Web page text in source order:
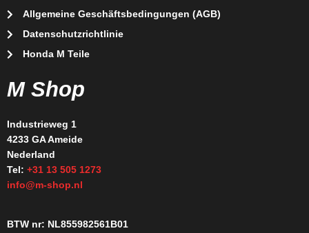
Allgemeine Geschäftsbedingungen (AGB)
Datenschutzrichtlinie
Honda M Teile
M Shop
Industrieweg 1
4233 GA Ameide
Nederland
Tel: +31 13 505 1273
info@m-shop.nl
BTW nr: NL855982561B01